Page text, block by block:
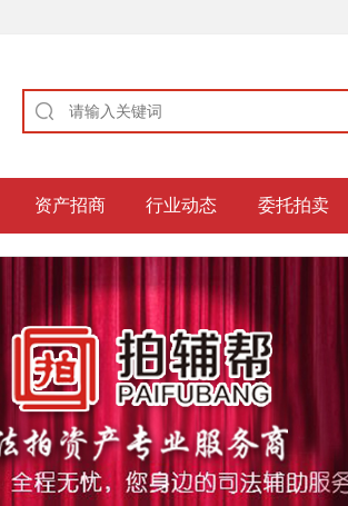
资产招商 行业动态 委托拍卖